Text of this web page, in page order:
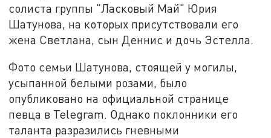
солиста группы "Ласковый Май" Юрия
Шатунова, на которых присутствовали его
жена Светлана, сын Деннис и дочь Эстелла.
Фото семьи Шатунова, стоящей у могилы,
усыпанной белыми розами, было
опубликовано на официальной странице
певца в Telegram. Однако поклонники его
таланта разразились гневными